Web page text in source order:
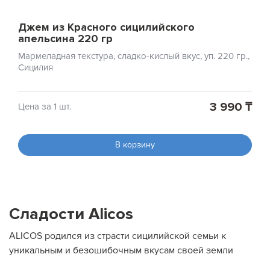
Джем из Красного сицилийского
апельсина 220 гр
Мармеладная текстура, сладко-кислый вкус, уп. 220 гр.,
Сицилия
Цена за 1 шт. 3 990 ₸
В корзину
Сладости Alicos
ALICOS родился из страсти сицилийской семьи к
уникальным и безошибочным вкусам своей земли